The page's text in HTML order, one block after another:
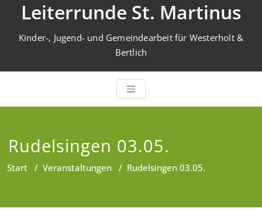
Inhalt
springen
Leiterrunde St. Martinus
Kinder-, Jugend- und Gemeindearbeit für Westerholt &
Bertlich
Rudelsingen 03.05.
Start / Veranstaltungen / Rudelsingen 03.05.